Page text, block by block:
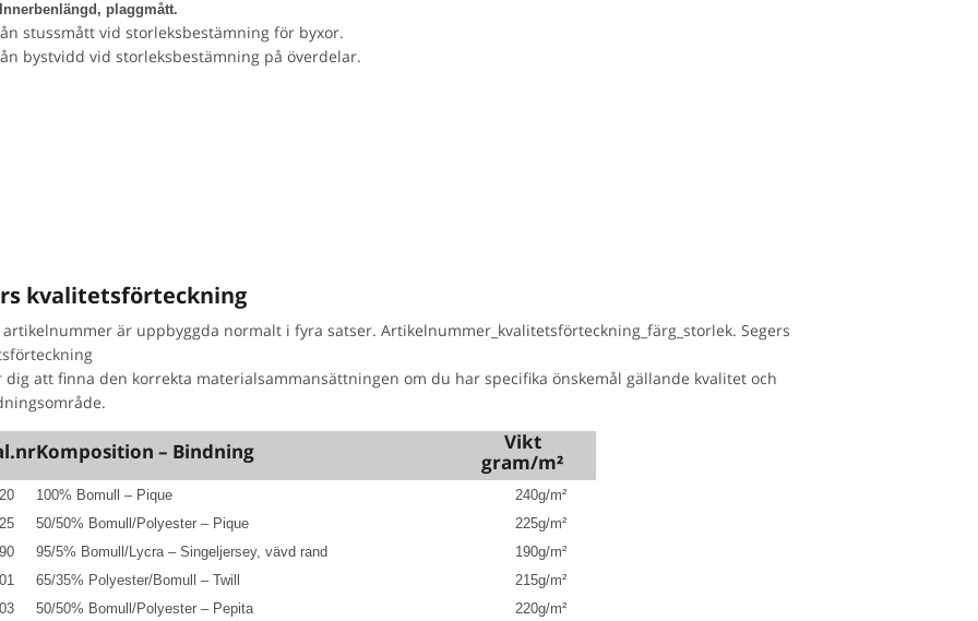
plaggmått.
stussmått vid storleksbestämning för byxor.
bystvidd vid storleksbestämning på överdelar.
kvalitetsförteckning
artikelnummer är uppbyggda normalt i fyra satser. Artikelnummer_kvalitetsförteckning_färg_storlek. Segers
dig att finna den korrekta materialsammansättningen om du har specifika önskemål gällande kvalitet och
Komposition – Bindning
Vikt
gram/m²
100% Bomull – Pique 240g/m²
50/50% Bomull/Polyester – Pique 225g/m²
95/5% Bomull/Lycra – Singeljersey, vävd rand 190g/m²
65/35% Polyester/Bomull – Twill 215g/m²
50/50% Bomull/Polyester – Pepita 220g/m²